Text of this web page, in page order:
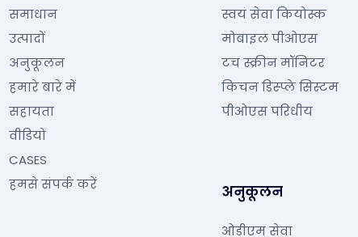
समाधान
उत्पादों
अनुकूलन
हमारे बारे में
सहायता
वीडियो
CASES
हमसे संपर्क करें
स्वयं सेवा कियोस्क
मोबाइल पीओएस
टच स्क्रीन मॉनिटर
किचन डिस्प्ले सिस्टम
पीओएस परिधीय
अनुकूलन
ओडीएम सेवा